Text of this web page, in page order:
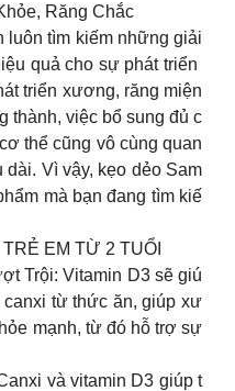
Răng Chắc
luôn tìm kiếm những giải
quả cho sự phát triển
triển xương, răng miện
thành, việc bổ sung đủ c
thể cũng vô cùng quan
Vì vậy, kẹo dẻo Sam
mà bạn đang tìm kiế
EM TỪ 2 TUỔI
Trội: Vitamin D3 sẽ giú
canxi từ thức ăn, giúp xư
mạnh, từ đó hỗ trợ sự
và vitamin D3 giúp t